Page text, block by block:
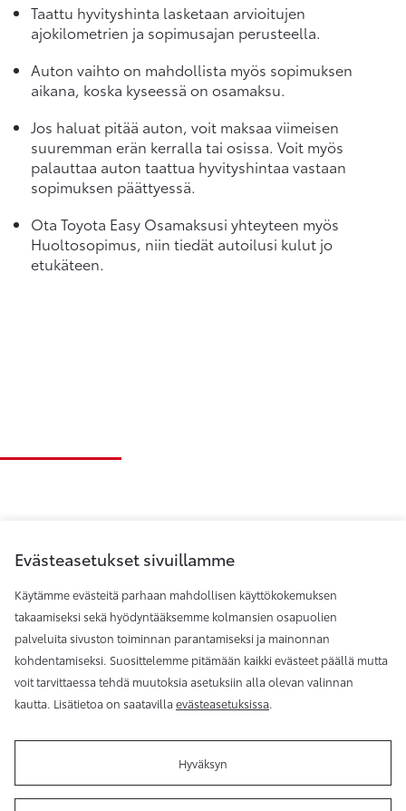
Taattu hyvityshinta lasketaan arvioitujen
ajokilometrien ja sopimusajan perusteella.
Auton vaihto on mahdollista myös sopimuksen
aikana, koska kyseessä on osamaksu.
Jos haluat pitää auton, voit maksaa viimeisen
suuremman erän kerralla tai osissa. Voit myös
palauttaa auton taattua hyvityshintaa vastaan
sopimuksen päättyessä.
Ota Toyota Easy Osamaksusi yhteyteen myös
Huoltosopimus, niin tiedät autoilusi kulut jo
etukäteen.
Toyota Helsinki
Käyttöehdot Evästeasetukset Reklamaatio Tilaa
Evästeasetukset sivuillamme
Käytämme evästeitä parhaan mahdollisen käyttökokemuksen
takaamiseksi sekä hyödyntääksemme kolmansien osapuolien
palveluita sivuston toiminnan parantamiseksi ja mainonnan
kohdentamiseksi. Suosittelemme pitämään kaikki evästeet päällä mutta
voit tarvittaessa tehdä muutoksia asetuksiin alla olevan valinnan
kautta. Lisätietoa on saatavilla evästeasetuksissa.
Hyväksyn